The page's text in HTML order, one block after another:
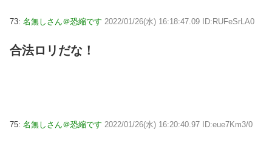
73: 名無しさん＠恐縮です 2022/01/26(水) 16:18:47.09 ID:RUFeSrLA0
合法ロリだな！
75: 名無しさん＠恐縮です 2022/01/26(水) 16:20:40.97 ID:eue7Km3/0